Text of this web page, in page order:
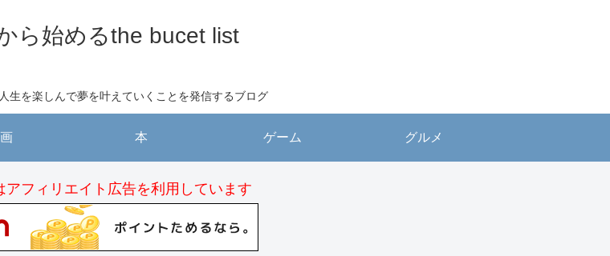
ら始めるthe bucet list
生を楽しんで夢を叶えていくことを発信するブログ
本 ゲーム グルメ
アフィリエイト広告を利用しています